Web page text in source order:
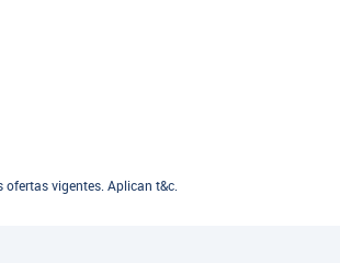
vigentes. Aplican t&c.